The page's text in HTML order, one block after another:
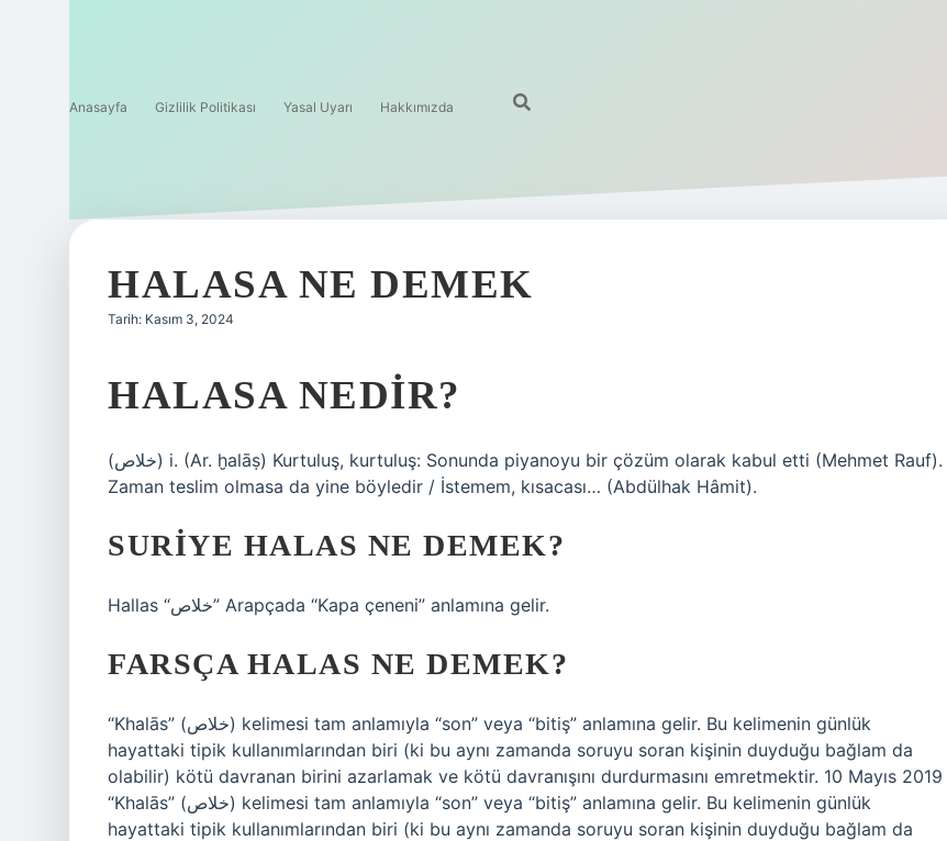
Anasayfa Gizlilik Politikası Yasal Uyarı Hakkımızda
HALASA NE DEMEK
Tarih: Kasım 3, 2024
HALASA NEDIR?
(ﺧﻼﺹ) i. (Ar. ḫalāṣ) Kurtuluş, kurtuluş: Sonunda piyanoyu bir çözüm olarak kabul etti (Mehmet Rauf).
Zaman teslim olmasa da yine böyledir / İstemem, kısacası… (Abdülhak Hâmit).
SURIYE HALAS NE DEMEK?
Hallas “خلاص” Arapçada “Kapa çeneni” anlamına gelir.
FARSÇA HALAS NE DEMEK?
“Khalās” (خلاص) kelimesi tam anlamıyla “son” veya “bitiş” anlamına gelir. Bu kelimenin günlük
hayattaki tipik kullanımlarından biri (ki bu aynı zamanda soruyu soran kişinin duyduğu bağlam da
olabilir) kötü davranan birini azarlamak ve kötü davranışını durdurmasını emretmektir. 10 Mayıs 2019
“Khalās” (خلاص) kelimesi tam anlamıyla “son” veya “bitiş” anlamına gelir. Bu kelimenin günlük
hayattaki tipik kullanımlarından biri (ki bu aynı zamanda soruyu soran kişinin duyduğu bağlam da